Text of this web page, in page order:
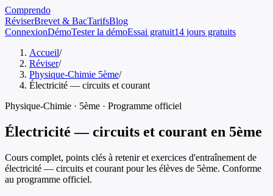
Comprendo
RéviserBrevet & BacTarifsBlog
ConnexionDémoTester la démoEssai gratuit14 jours gratuits
Accueil/
Réviser/
Physique-Chimie 5ème/
Électricité — circuits et courant
Physique-Chimie · 5ème · Programme officiel
Électricité — circuits et courant en 5ème
Cours complet, points clés à retenir et exercices d'entraînement de
électricité — circuits et courant pour les élèves de 5ème. Conforme
au programme officiel.